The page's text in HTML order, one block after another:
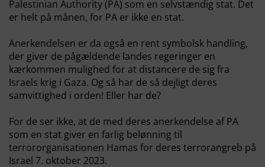
Palestinian Authority (PA) som en selvstændig stat. Det
er helt på månen, for PA er ikke en stat.
Anerkendelsen er da også en rent symbolsk handling,
der giver de pågældende landes regeringer en
kærkommen mulighed for at distancere de sig fra
Israels krig i Gaza. Og så har de så dejligt deres
samvittighed i orden! Eller har de?
For de ser ikke, at de med deres anerkendelse af PA
som en stat giver en farlig belønning til
terrororganisationen Hamas for deres terrorangreb på
Israel 7. oktober 2023.